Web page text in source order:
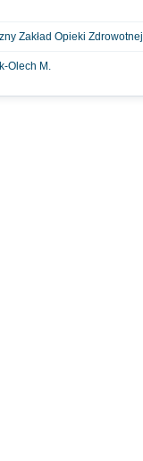
Zakład Opieki Zdrowotnej
Olech M.